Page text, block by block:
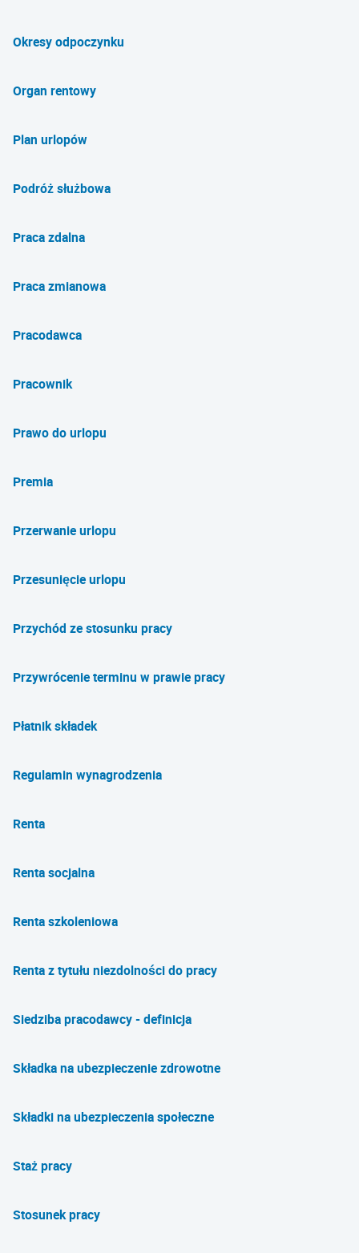
Okresy odpoczynku
Organ rentowy
Plan urlopów
Podróż służbowa
Praca zdalna
Praca zmianowa
Pracodawca
Pracownik
Prawo do urlopu
Premia
Przerwanie urlopu
Przesunięcie urlopu
Przychód ze stosunku pracy
Przywrócenie terminu w prawie pracy
Płatnik składek
Regulamin wynagrodzenia
Renta
Renta socjalna
Renta szkoleniowa
Renta z tytułu niezdolności do pracy
Siedziba pracodawcy - definicja
Składka na ubezpieczenie zdrowotne
Składki na ubezpieczenia społeczne
Staż pracy
Stosunek pracy